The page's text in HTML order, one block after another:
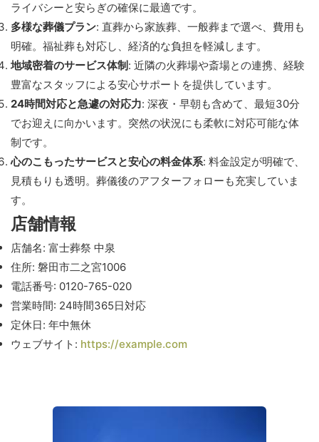
ライバシーと安らぎの確保に最適です。
多様な葬儀プラン: 直葬から家族葬、一般葬まで選べ、費用も
明確。福祉葬も対応し、経済的な負担を軽減します。
地域密着のサービス体制: 近隣の火葬場や斎場との連携、経験
豊富なスタッフによる安心サポートを提供しています。
24時間対応と急遽の対応力: 深夜・早朝も含めて、最短30分
でお迎えに向かいます。突然の状況にも柔軟に対応可能な体
制です。
心のこもったサービスと安心の料金体系: 料金設定が明確で、
見積もりも透明。葬儀後のアフターフォローも充実していま
す。
店舗情報
店舗名: 富士葬祭 中泉
住所: 磐田市二之宮1006
電話番号: 0120-765-020
営業時間: 24時間365日対応
定休日: 年中無休
ウェブサイト: https://example.com